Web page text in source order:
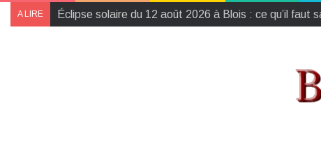
A LIRE L’Harmonie de la région Centre-Val de Loire